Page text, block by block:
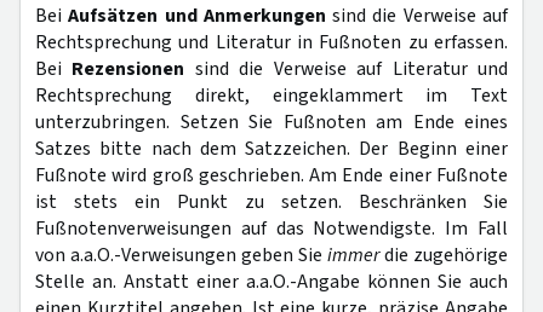
BeiAufsätzen und Anmerkungen sind die Verweise auf
Rechtsprechung und Literatur in Fußnoten zu erfassen.
Bei Rezensionen sind die Verweise auf Literatur und
Rechtsprechung direkt, eingeklammert im Text
unterzubringen. Setzen Sie Fußnoten am Ende eines
Satzes bitte nach dem Satzzeichen. Der Beginn einer
Fußnote wird groß geschrieben. Am Ende einer Fußnote
ist stets ein Punkt zu setzen. Beschränken Sie
Fußnotenverweisungen auf das Notwendigste. Im Fall
von a.a.O.-Verweisungen geben Sie immerdie zugehörige
Stelle an. Anstatt einer a.a.O.-Angabe können Sie auch